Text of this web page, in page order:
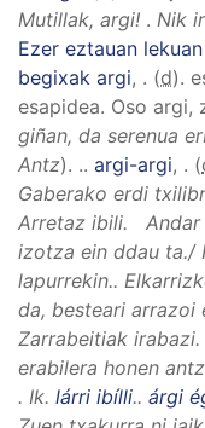
Mutillak, argi! . Nik
Ezer eztauan
begixak argi, . (d).
esapidea. Oso argi,
giñan, da serenua
Antz). .. argi-argi, . (
Gaberako erdi
Arretaz ibili.
izotza ein ddau ta./
lapurrekin..
da, besteari arrazoi
Zarrabeitiak
erabilera honen
. Ik. lárri ibílli.. árgi